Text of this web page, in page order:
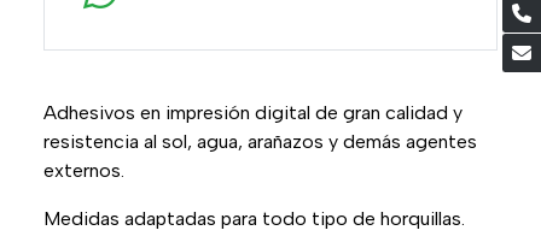
Adhesivos en impresión digital de gran calidad y
resistencia al sol, agua, arañazos y demás agentes
externos.
Medidas adaptadas para todo tipo de horquillas.